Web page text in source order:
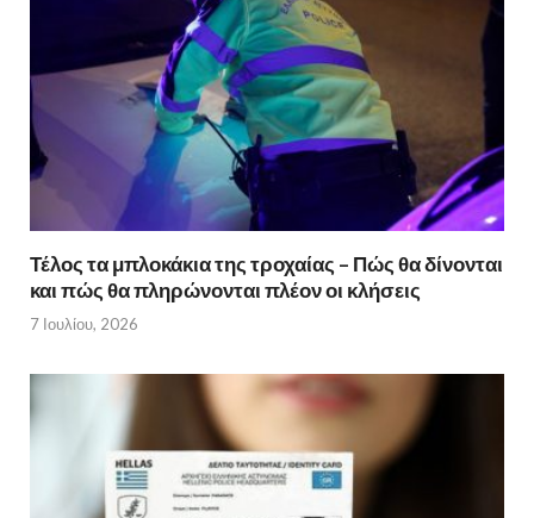
Τέλος τα μπλοκάκια της τροχαίας – Πώς θα δίνονται
και πώς θα πληρώνονται πλέον οι κλήσεις
7 Ιουλίου, 2026